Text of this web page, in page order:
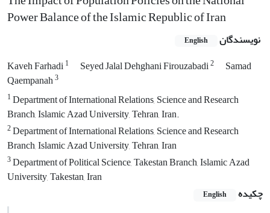
Power Balance of the Islamic Republic of Iran
نویسندگان English
Kaveh Farhadi1 Seyed Jalal Dehghani Firouzabadi2
Samad
Qaempanah3
1Department of International Relations, Science and Research
Branch, Islamic Azad University, Tehran, Iran.
2Department of International Relations, Science and Research
Branch, Islamic Azad University, Tehran, Iran
3Department of Political Science, Takestan Branch, Islamic Azad
University, Takestan, Iran
چکیده
English